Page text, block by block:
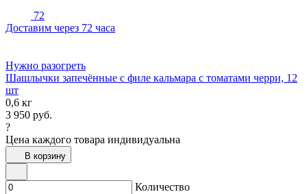
72
Доставим через 72 часа
Нужно разогреть
Шашлычки запечённые с филе кальмара с томатами черри, 12
шт
0,6 кг
3 950 руб.
?
Цена каждого товара индивидуальна
В корзину
Количество